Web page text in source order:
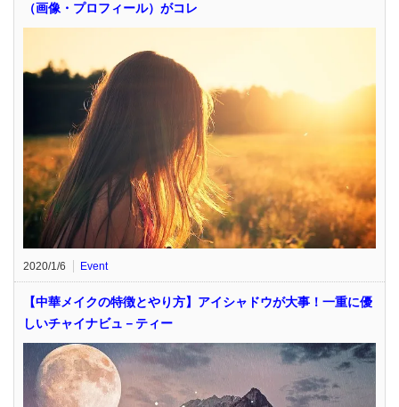
（画像・プロフィール）がコレ
2020/1/6 Event
【中華メイクの特徴とやり方】アイシャドウが大事！一重に優
しいチャイナビュ－ティー